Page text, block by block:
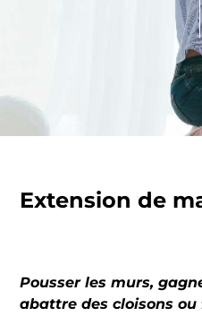
Extension de
Pousser les murs,
abattre des cloisons